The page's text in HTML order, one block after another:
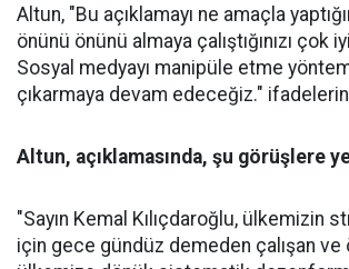
Altun, "Bu açıklamayı ne amaçla
önünü önünü almaya çalıştığınızı çok
Sosyal medyayı manipüle etme
çıkarmaya devam edeceğiz."
Altun, açıklamasında, şu görüşlere
"Sayın Kemal Kılıçdaroğlu, ülkemizin
için gece gündüz demeden çalışan ve